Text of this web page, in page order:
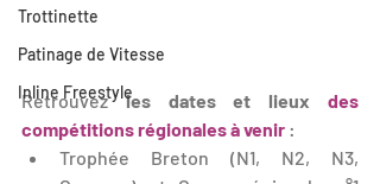
Trottinette
Patinage de Vitesse
Inline Freestyle
Retrouvez les dates et lieux des
compétitions régionales à venir :
Trophée Breton (N1, N2, N3,